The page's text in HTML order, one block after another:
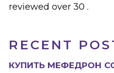
RECENT
КУПИТЬ МЕФЕДРОН
reviewed over 30 .